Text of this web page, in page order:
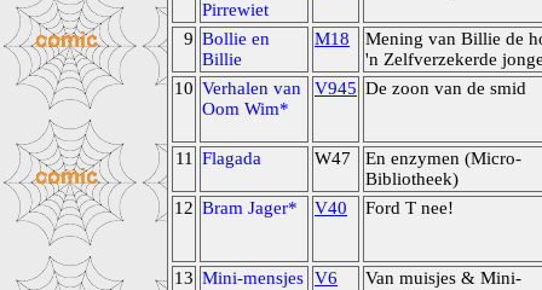
Pirrewiet
9 Bollie en
Billie
M18
Mening van Billie de
'n Zelfverzekerde
10 Verhalen van
Oom Wim*
V945 De zoon van de smid
11 Flagada W47
En enzymen (Micro-
Bibliotheek)
12 Bram Jager* V40 Ford T nee!
13 Mini-mensjes V6
Van muisjes & Mini-